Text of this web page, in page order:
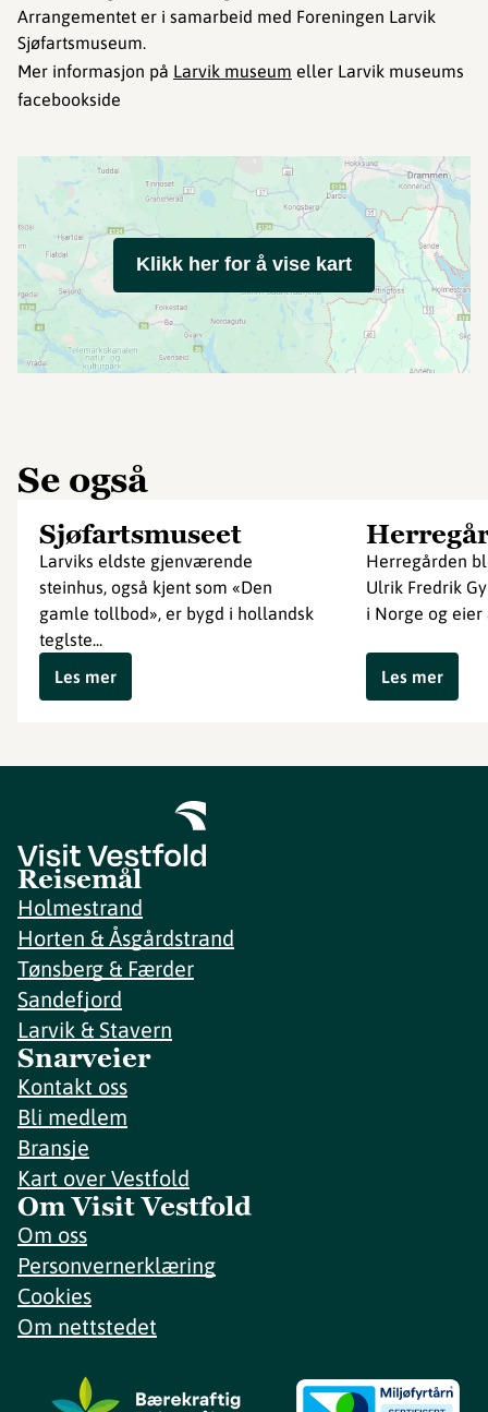
Arrangementet er i samarbeid med Foreningen Larvik
Sjøfartsmuseum.
Mer informasjon på Larvik museum eller Larvik museums
facebookside
Klikk her for å vise kart
Se også
Sjøfartsmuseet
Larviks eldste gjenværende
steinhus, også kjent som «Den
gamle tollbod», er bygd i hollandsk
teglste...
Les mer
Herregården
Ulrik Fredrik
i Norge og eier
Les mer
Reisemål
Holmestrand
Horten & Åsgårdstrand
Tønsberg & Færder
Sandefjord
Larvik & Stavern
Snarveier
Kontakt oss
Bli medlem
Bransje
Kart over Vestfold
Om Visit Vestfold
Om oss
Personvernerklæring
Cookies
Om nettstedet